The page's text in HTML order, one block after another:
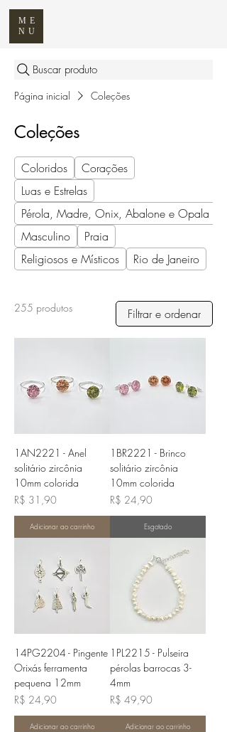
ME
NU
Buscar produto
Página inicial Coleções
Coleções
Coloridos
Corações
Luas e Estrelas
Pérola, Madre, Onix, Abalone e Opala
Masculino
Praia
Religiosos e Místicos
Rio de Janeiro
255 produtos Filtrar e ordenar
1AN2221 - Anel
solitário zircônia
10mm colorida
Preço
R$ 31,90
Adicionar ao carrinho
1BR2221 - Brinco
solitário zircônia
10mm colorida
Preço
R$ 24,90
Esgotado
14PG2204 - Pingente
Orixás ferramenta
pequena 12mm
Preço
R$ 24,90
Adicionar ao carrinho
1PL2215 - Pulseira
pérolas barrocas 3-
4mm
Preço
R$ 49,90
Adicionar ao carrinho